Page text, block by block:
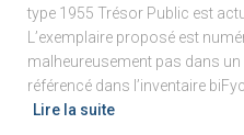
type 1955 Trésor Public est
L’exemplaire proposé est
malheureusement pas dans un
référencé dans l’inventaire
Lire la suite